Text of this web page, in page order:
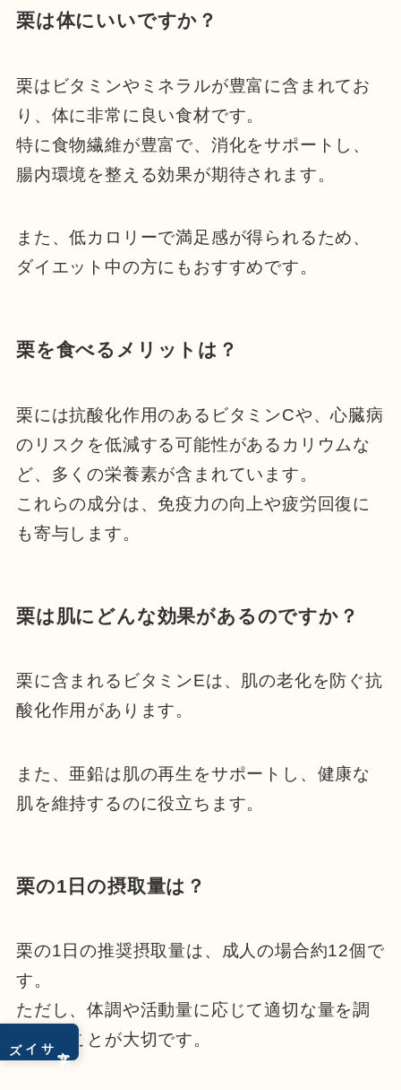
サイズ
栗は体にいいですか？
栗はビタミンやミネラルが豊富に含まれてお
り、体に非常に良い食材です。
特に食物繊維が豊富で、消化をサポートし、
腸内環境を整える効果が期待されます。
また、低カロリーで満足感が得られるため、
ダイエット中の方にもおすすめです。
栗を食べるメリットは？
栗には抗酸化作用のあるビタミンCや、心臓病
のリスクを低減する可能性があるカリウムな
ど、多くの栄養素が含まれています。
これらの成分は、免疫力の向上や疲労回復に
も寄与します。
栗は肌にどんな効果があるのですか？
栗に含まれるビタミンEは、肌の老化を防ぐ抗
酸化作用があります。
また、亜鉛は肌の再生をサポートし、健康な
肌を維持するのに役立ちます。
栗の1日の摂取量は？
栗の1日の推奨摂取量は、成人の場合約12個で
す。
ただし、体調や活動量に応じて適切な量を調
整することが大切です。